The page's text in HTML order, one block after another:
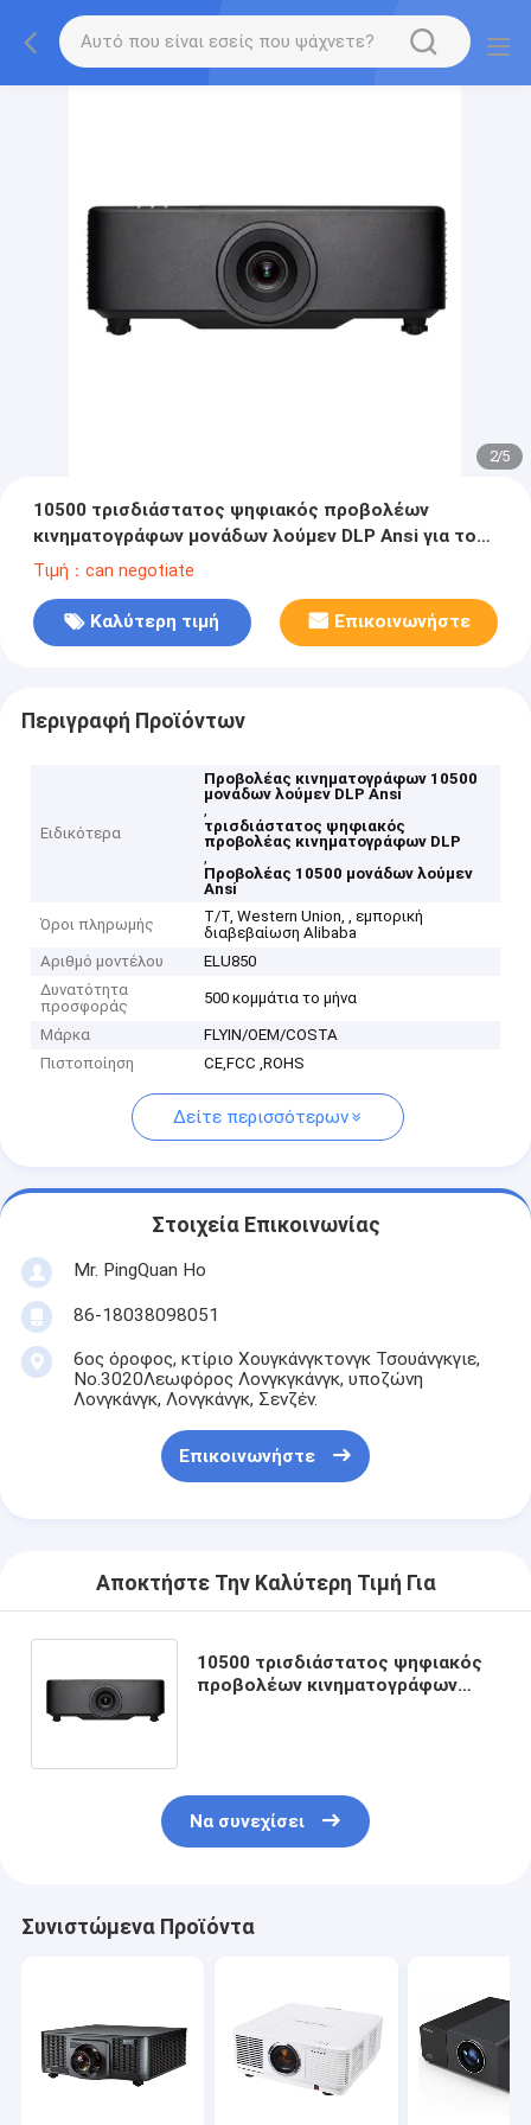
2/5
10500 τρισδιάστατος ψηφιακός προβολέων
κινηματογράφων μονάδων λούμεν DLP Ansi για το
υπαίθριο κτήριο
Τιμή：can negotiate
Καλύτερη τιμή Επικοινωνήστε
Περιγραφή Προϊόντων
Ειδικότερα
Προβολέας κινηματογράφων 10500
μονάδων λούμεν DLP Ansi
,
τρισδιάστατος ψηφιακός
προβολέας κινηματογράφων DLP
,
Προβολέας 10500 μονάδων λούμεν
Ansi
Όροι πληρωμής
T/T, Western Union, , εμπορική
διαβεβαίωση Alibaba
Αριθμό μοντέλου
ELU850
Δυνατότητα
προσφοράς
500 κομμάτια το μήνα
Μάρκα
FLYIN/OEM/COSTA
Πιστοποίηση
CE,FCC ,ROHS
Δείτε περισσότερων
Στοιχεία Επικοινωνίας
Mr. PingQuan Ho
86-18038098051
6ος όροφος, κτίριο Χουγκάνγκτονγκ Τσουάνγκγιε,
Νο.3020Λεωφόρος Λονγκγκάνγκ, υποζώνη
Λονγκάνγκ, Λονγκάνγκ, Σενζέν.
Επικοινωνήστε
Αποκτήστε Την Καλύτερη Τιμή Για
10500 τρισδιάστατος ψηφιακός
προβολέων κινηματογράφων
Να συνεχίσει
Συνιστώμενα Προϊόντα